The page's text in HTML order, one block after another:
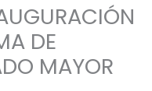
DE
MAYOR